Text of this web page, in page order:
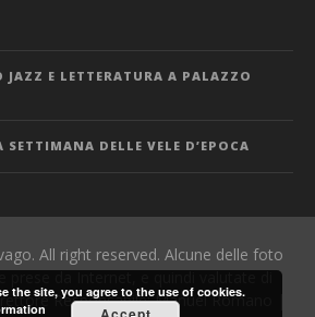
E LETTERATURA A PALAZZO
DELLE VELE D’EPOCA
All right reserved. Alcune delle foto
Responsabile: Manuel Romano |
the site, you agree to the use of cookies.